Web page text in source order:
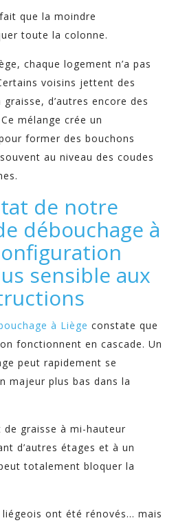
que la moindre
toute la colonne.
chaque logement n’a pas
voisins jettent des
d’autres encore des
mélange crée un
former des bouchons
au niveau des coudes
de notre
débouchage à
sensible aux
à Liège constate que
fonctionnent en cascade. Un
peut rapidement se
majeur plus bas dans la
de graisse à mi-hauteur
d’autres étages et à un
totalement bloquer la
liégeois ont été rénovés… mais